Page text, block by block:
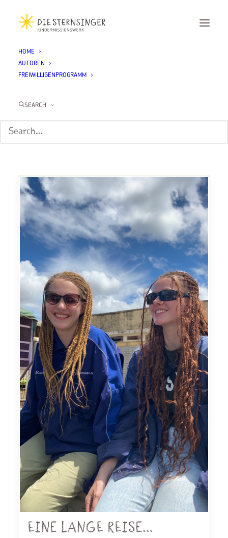
HOME
AUTOREN
FREIWILLIGENPROGRAMM
SEARCH
Katharina Klein in
Eine lange Reise…